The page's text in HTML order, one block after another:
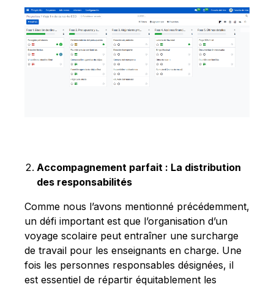
Accompagnement parfait : La distribution
des responsabilités
Comme nous l’avons mentionné précédemment,
un défi important est que l’organisation d’un
voyage scolaire peut entraîner une surcharge
de travail pour les enseignants en charge. Une
fois les personnes responsables désignées, il
est essentiel de répartir équitablement les